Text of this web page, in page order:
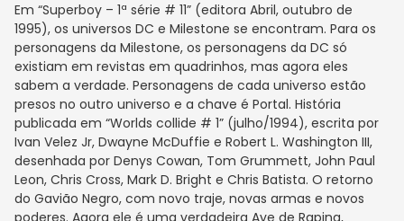
Em “Superboy – 1ª série # 11” (editora Abril, outubro de
1995), os universos DC e Milestone se encontram. Para os
personagens da Milestone, os personagens da DC só
existiam em revistas em quadrinhos, mas agora eles
sabem a verdade. Personagens de cada universo estão
presos no outro universo e a chave é Portal. História
publicada em “Worlds collide # 1” (julho/1994), escrita por
Ivan Velez Jr, Dwayne McDuffie e Robert L. Washington III,
desenhada por Denys Cowan, Tom Grummett, John Paul
Leon, Chris Cross, Mark D. Bright e Chris Batista. O retorno
do Gavião Negro, com novo traje, novas armas e novos